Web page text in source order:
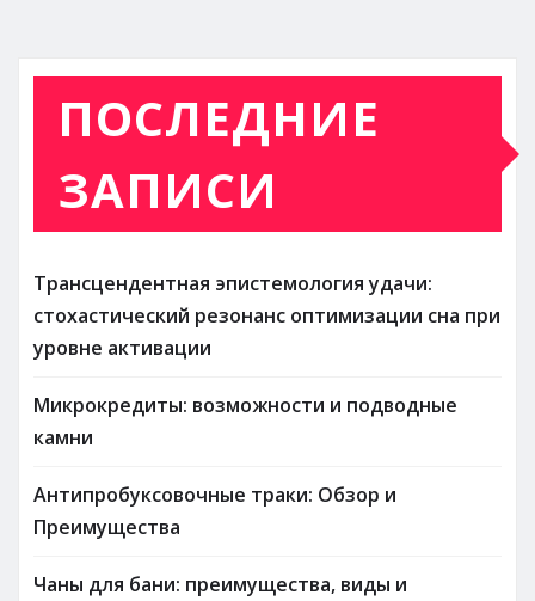
ПОСЛЕДНИЕ
ЗАПИСИ
Трансцендентная эпистемология удачи:
стохастический резонанс оптимизации сна при
уровне активации
Микрокредиты: возможности и подводные
камни
Антипробуксовочные траки: Обзор и
Преимущества
Чаны для бани: преимущества, виды и